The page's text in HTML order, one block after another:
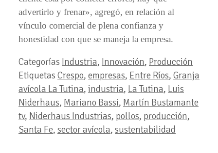
advertirlo y frenar», agregó, en relación al
vínculo comercial de plena confianza y
honestidad con que se maneja la empresa.
Categorías Industria, Innovación, Producción
Etiquetas Crespo, empresas, Entre Ríos, Granja
avícola La Tutina, industria, La Tutina, Luis
Niderhaus, Mariano Bassi, Martín Bustamante
tv, Niderhaus Industrias, pollos, producción,
Santa Fe, sector avícola, sustentabilidad